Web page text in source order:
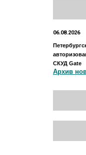
06.08.2026
СКУД Gate
Архив